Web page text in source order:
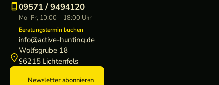
09571 / 9494120
Mo–Fr, 10:00 – 18:00 Uhr
Beratungstermin buchen
info@active-hunting.de
Wolfsgrube 18
96215 Lichtenfels
Newsletter abonnieren